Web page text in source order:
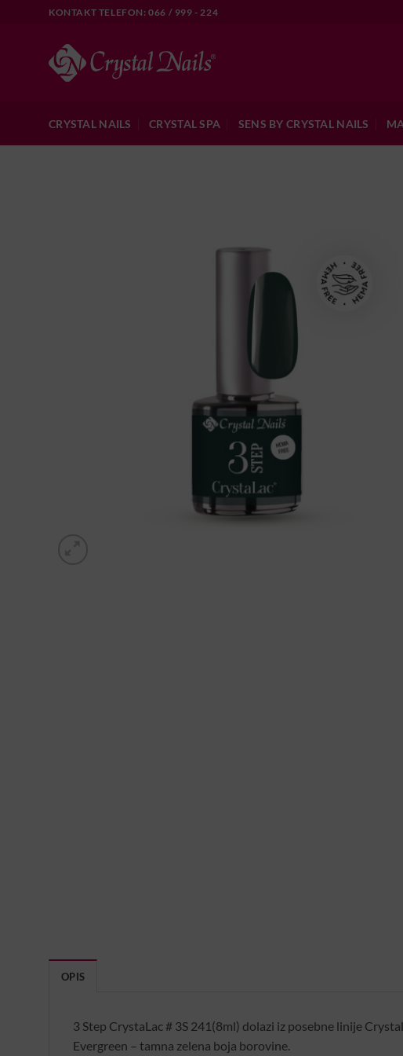
KONTAKT TELEFON: 066 / 999 - 224
CRYSTAL NAILS CRYSTAL SPA SENS BY CRYSTAL NAILS
OPIS
3 Step CrystaLac # 3S 241(8ml) dolazi iz posebne linije
Evergreen – tamna zelena boja borovine.